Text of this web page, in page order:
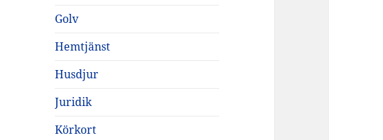
Golv
Hemtjänst
Husdjur
Juridik
Körkort